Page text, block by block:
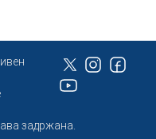
задржана.